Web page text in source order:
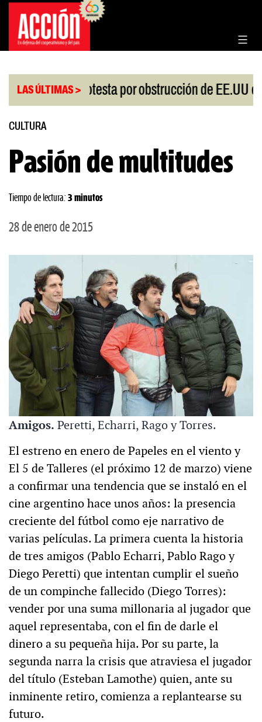
Saltar
contenido
LAS ÚLTIMAS >
China protesta por obstrucción de EE.UU en
CULTURA
Pasión de multitudes
Tiempo de lectura: 3 minutos
28 de enero de 2015
Amigos. Peretti, Echarri, Rago y Torres.
El estreno en enero de Papeles en el viento y
El 5 de Talleres (el próximo 12 de marzo) viene
a confirmar una tendencia que se instaló en el
cine argentino hace unos años: la presencia
creciente del fútbol como eje narrativo de
varias películas. La primera cuenta la historia
de tres amigos (Pablo Echarri, Pablo Rago y
Diego Peretti) que intentan cumplir el sueño
de un compinche fallecido (Diego Torres):
vender por una suma millonaria al jugador que
aquel representaba, con el fin de darle el
dinero a su pequeña hija. Por su parte, la
segunda narra la crisis que atraviesa el jugador
del título (Esteban Lamothe) quien, ante su
inminente retiro, comienza a replantearse su
futuro.